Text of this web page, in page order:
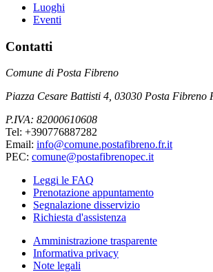
Luoghi
Eventi
Contatti
Comune di Posta Fibreno
Piazza Cesare Battisti 4, 03030 Posta Fibreno
P.IVA: 82000610608
Tel: +390776887282
Email: info@comune.postafibreno.fr.it
PEC: comune@postafibrenopec.it
Leggi le FAQ
Prenotazione appuntamento
Segnalazione disservizio
Richiesta d'assistenza
Amministrazione trasparente
Informativa privacy
Note legali